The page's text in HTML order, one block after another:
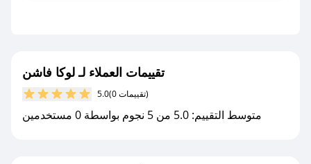
مع صحصح، تسوق بذكاء ووفّر على كل مشترياتك مع
تقييمات العملاء لـ لوكا فاشن
5.0 (0 تقييمات)
متوسط التقييم: 5.0 من 5 نجوم بواسطة 0 مستخدمين